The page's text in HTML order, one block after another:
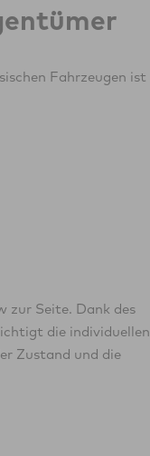
Fahrzeugen ist
zur Seite. Dank des
die individuellen
Zustand und die